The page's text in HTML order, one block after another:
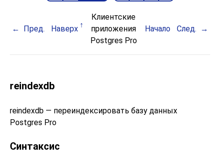
Пред. Наверх
Клиентские
приложения
Postgres Pro
Начало След.
reindexdb
reindexdb — переиндексировать базу данных
Postgres Pro
Синтаксис